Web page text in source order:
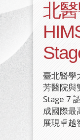
北
認證
臺北醫學
芳醫院與
Stage 7
成國際最
展現卓越